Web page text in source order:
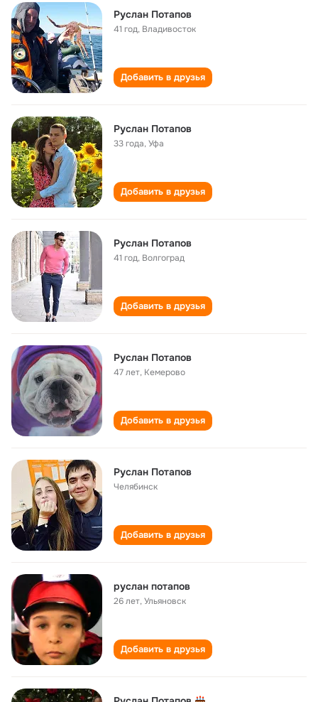
Руслан Потапов
41 год, Владивосток
Добавить в друзья
Руслан Потапов
33 года,Уфа
Добавить в друзья
Руслан Потапов
41 год, Волгоград
Добавить в друзья
Руслан Потапов
47 лет, Кемерово
Добавить в друзья
Руслан Потапов
Челябинск
Добавить в друзья
руслан потапов
26 лет,Ульяновск
Добавить в друзья